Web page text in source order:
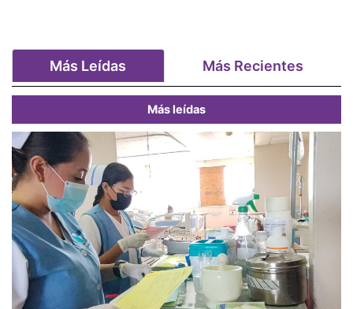
Más Leídas Más Recientes
Más leídas